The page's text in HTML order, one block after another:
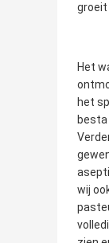
groeit
Het
het
wij